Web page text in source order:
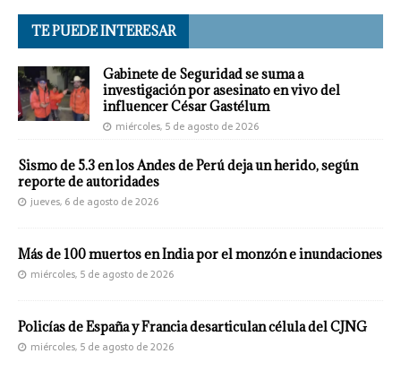
TE PUEDE INTERESAR
Gabinete de Seguridad se suma a
investigación por asesinato en vivo del
influencer César Gastélum
miércoles, 5 de agosto de 2026
Sismo de 5.3 en los Andes de Perú deja un herido, según
reporte de autoridades
jueves, 6 de agosto de 2026
Más de 100 muertos en India por el monzón e inundaciones
miércoles, 5 de agosto de 2026
Policías de España y Francia desarticulan célula del CJNG
miércoles, 5 de agosto de 2026